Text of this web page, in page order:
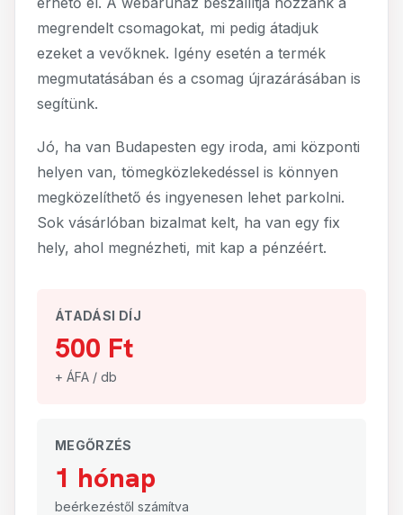
megrendelt csomagokat, mi pedig átadjuk
ezeket a vevőknek. Igény esetén a termék
megmutatásában és a csomag újrazárásában is
segítünk.
Jó, ha van Budapesten egy iroda, ami központi
helyen van, tömegközlekedéssel is könnyen
megközelíthető és ingyenesen lehet parkolni.
Sok vásárlóban bizalmat kelt, ha van egy fix
hely, ahol megnézheti, mit kap a pénzéért.
ÁTADÁSI DÍJ
500 Ft
+ ÁFA / db
MEGŐRZÉS
1 hónap
beérkezéstől számítva